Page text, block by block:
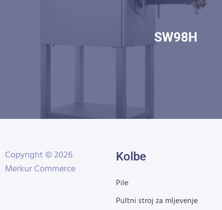
SW98H
Copyright © 2026
Merkur Commerce
Kolbe
Pile
Pultni stroj za mljevenje